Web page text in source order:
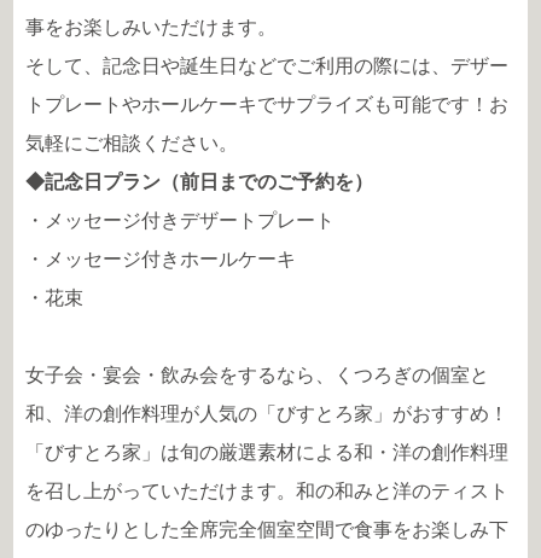
事をお楽しみいただけます。
そして、記念日や誕生日などでご利用の際には、デザー
トプレートやホールケーキでサプライズも可能です！お
気軽にご相談ください。
◆記念日プラン（前日までのご予約を）
・メッセージ付きデザートプレート
・メッセージ付きホールケーキ
・花束
女子会・宴会・飲み会をするなら、くつろぎの個室と
和、洋の創作料理が人気の「びすとろ家」がおすすめ！
「びすとろ家」は旬の厳選素材による和・洋の創作料理
を召し上がっていただけます。和の和みと洋のティスト
のゆったりとした全席完全個室空間で食事をお楽しみ下